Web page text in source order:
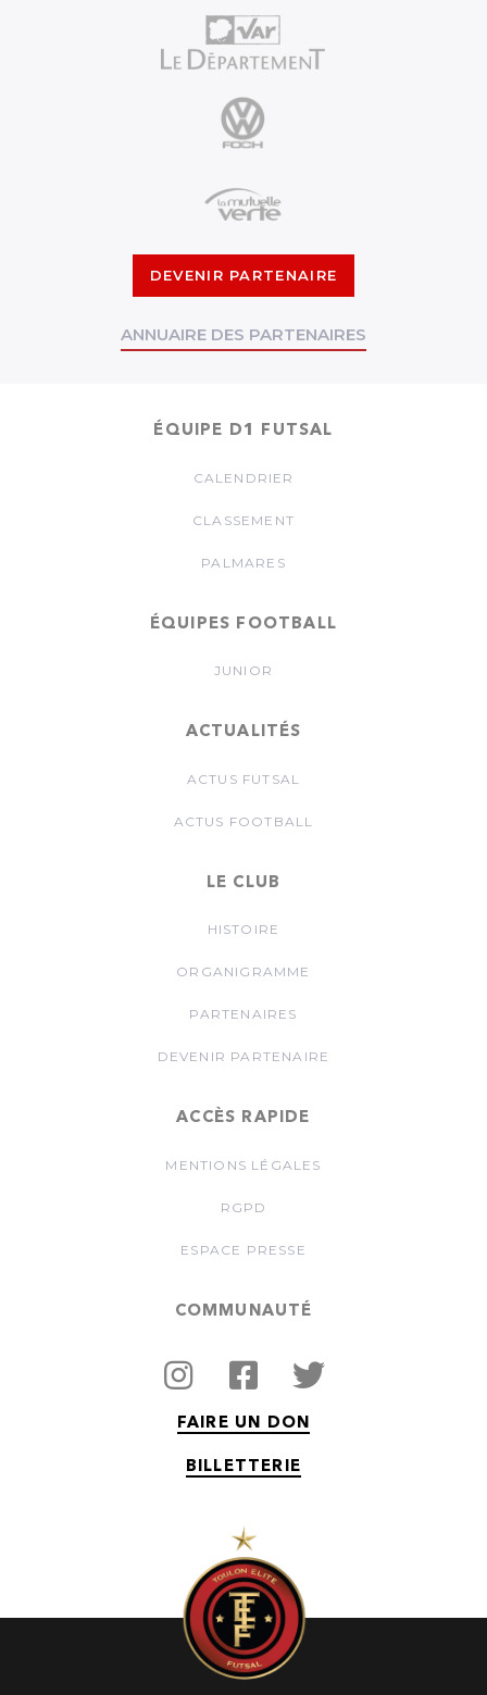
DEVENIR PARTENAIRE
ANNUAIRE DES PARTENAIRES
ÉQUIPE D1 FUTSAL
CALENDRIER
CLASSEMENT
PALMARES
ÉQUIPES FOOTBALL
JUNIOR
ACTUALITÉS
ACTUS FUTSAL
ACTUS FOOTBALL
LE CLUB
HISTOIRE
ORGANIGRAMME
PARTENAIRES
DEVENIR PARTENAIRE
ACCÈS RAPIDE
MENTIONS LÉGALES
RGPD
ESPACE PRESSE
COMMUNAUTÉ
FAIRE UN DON
BILLETTERIE